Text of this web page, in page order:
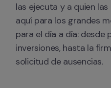
las ejecuta y a quien
aquí para los grandes
para el día a día: desde
inversiones, hasta la
solicitud de ausencias.